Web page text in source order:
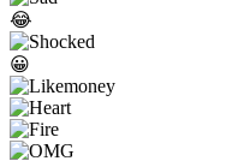
😂
😀